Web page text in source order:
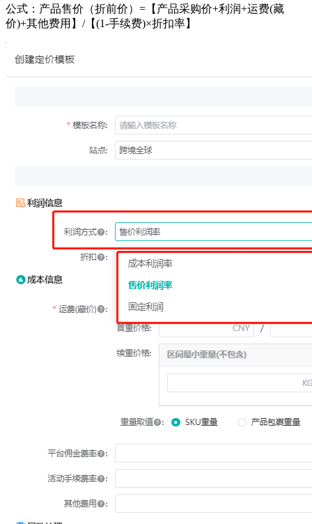
公式：产品售价（折前价） =【产品采购价+利润+运费(藏
价)+其他费用】/【(1-手续费)×折扣率】